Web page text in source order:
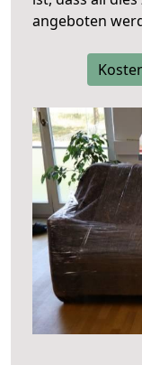
angeboten